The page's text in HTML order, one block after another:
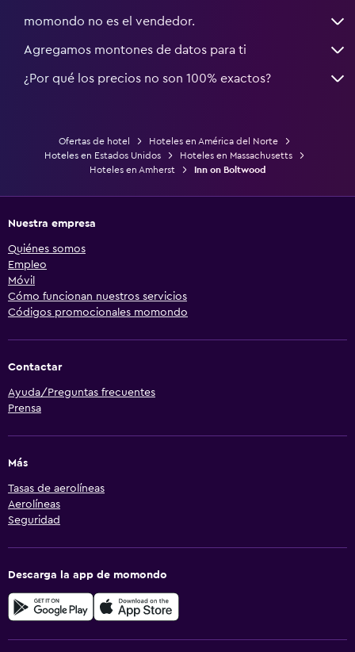
momondo no es el vendedor.
Agregamos montones de datos para ti
¿Por qué los precios no son 100% exactos?
Ofertas de hotel
Hoteles en América del Norte
Hoteles en Estados Unidos
Hoteles en Massachusetts
Hoteles en Amherst
Inn on Boltwood
Nuestra empresa
Quiénes somos
Empleo
Móvil
Cómo funcionan nuestros servicios
Códigos promocionales momondo
Contactar
Ayuda/Preguntas frecuentes
Prensa
Más
Tasas de aerolíneas
Aerolíneas
Seguridad
Descarga la app de momondo